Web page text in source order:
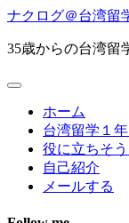
ナクログ＠台湾留
35歳からの台湾留
ホーム
台湾留学１
役に立ちそ
自己紹介
メールする